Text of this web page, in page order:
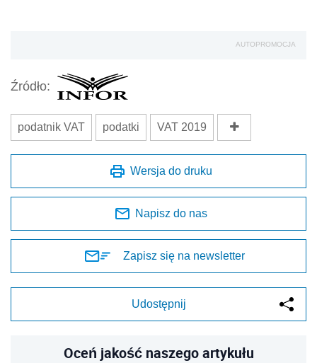
AUTOPROMOCJA
Źródło:
podatnik VAT podatki VAT 2019
Wersja do druku
Napisz do nas
Zapisz się na newsletter
Udostępnij
Oceń jakość naszego artykułu